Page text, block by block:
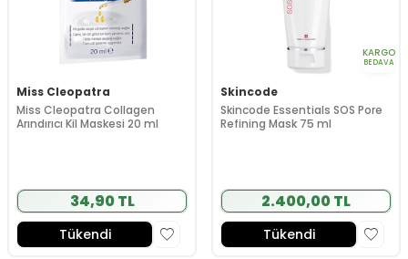
Miss Cleopatra
Miss Cleopatra Collagen
Arındırıcı Kil Maskesi 20 ml
34,90 TL
Tükendi
KARGO
BEDAVA
Skincode
Skincode Essentials SOS Pore
Refining Mask 75 ml
2.400,00 TL
Tükendi